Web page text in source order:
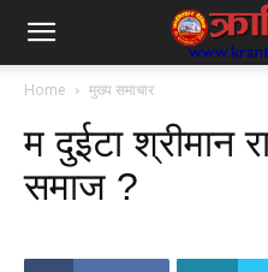
Home मुख्य समाचार
म दुईटा श्रीमान
समाज ?